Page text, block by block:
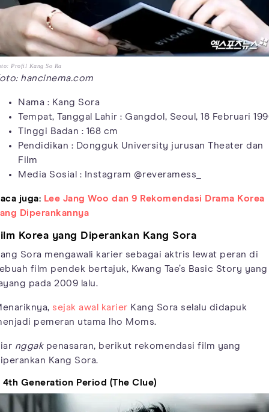
Profil Kang So Ra
hancinema.com
Nama : Kang Sora
Tempat, Tanggal Lahir : Gangdol, Seoul, 18 Februari
Tinggi Badan : 168 cm
Pendidikan : Dongguk University jurusan Theater dan
Film
Media Sosial : Instagram @reveramess_
juga: Lee Jang Woo dan 9 Rekomendasi Drama Korea
Diperankannya
Korea yang Diperankan Kang Sora
Sora mengawali karier sebagai aktris lewat peran di
film pendek bertajuk, Kwang Tae’s Basic Story yang
pada 2009 lalu.
sejak awal karier Kang Sora selalu didapuk
pemeran utama lho Moms.
nggakpenasaran, berikut rekomendasi film yang
Kang Sora.
4th Generation Period (The Clue)